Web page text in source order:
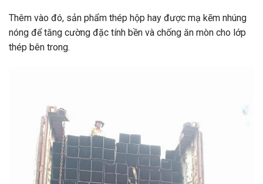
Thêm vào đó, sản phẩm thép hộp hay được mạ kẽm nhúng
nóng để tăng cường đặc tính bền và chống ăn mòn cho lớp
thép bên trong.